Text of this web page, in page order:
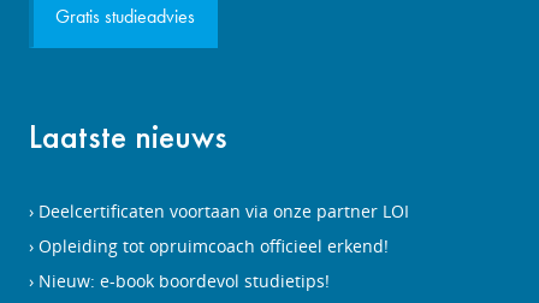
Gratis studieadvies
Laatste nieuws
Deelcertificaten voortaan via onze partner LOI
Opleiding tot opruimcoach officieel erkend!
Nieuw: e-book boordevol studietips!